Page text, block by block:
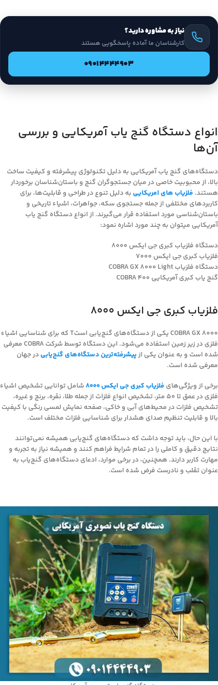
نیاز به مشاوره دارید؟
کارشناسان ما آماده پاسخگویی هستند
09014444903
انواع دستگاه گنج یاب آمریکایی و بررسی
آن‌ها
دستگاه‌های گنج یاب آمریکایی به دلیل تکنولوژی پیشرفته و کیفیت ساخت
بالا، از محبوبیت خاصی در میان جستجوگران گنج و باستان‌شناسان برخوردار
هستند. فلزیاب های امریکاییبه دلیل تنوع در طراحی و قابلیت‌ها، برای
کاربردهای مختلفی از جمله جستجوی سکه، جواهرات، اشیاء تاریخی و
باستان‌شناسی مورد استفاده قرار می‌گیرند. از انواع دستگاه گنج یاب
آمریکایی میتوان به چند مورد اشاره نمود:
دستگاه فلزیاب کبری جی ایکس 8000
فلزیاب کبری جی ایکس 7000
دستگاه فلزیاب COBRA GX 8000 Light
گنج یاب کبری آمریکایی COBRA 400
فلزیاب کبری جی ایکس 8000
COBRA GX 8000 یکی از دستگاه‌های گنج‌یابی استT که برای شناسایی اشیاء
فلزی در زیر زمین استفاده می‌شود. این دستگاه توسط شرکت COBRA معرفی
شده است و به عنوان یکی ازپیشرفته‌ترین دستگاه‌های گنج‌یابیدر جهان
معرفی شده است.
برخی از ویژگی‌های فلزیاب کبری جی ایکس 8000
شامل توانایی تشخیص اشیاء
فلزی در عمق تا 50 متر، تشخیص انواع فلزات از جمله طلا، نقره، برنج و غیره،
تشخیص فلزات در محیط‌های آبی و خاکی، صفحه نمایش لمسی رنگی با کیفیت
بالا و قابلیت تنظیم صدای هشدار برای شناسایی فلزات مختلف است.
با این حال، باید توجه داشت که دستگاه‌های گنج‌یابی همیشه نمی‌توانند
نتایج دقیق و کاملی را در تمام شرایط فراهم کنند و همیشه نیاز به تجربه و
مهارت کاربر دارند. همچنین، در برخی موارد، ادعای دستگاه‌های گنج‌یاب به
عنوان تقلب و نادرست فرض شده است.